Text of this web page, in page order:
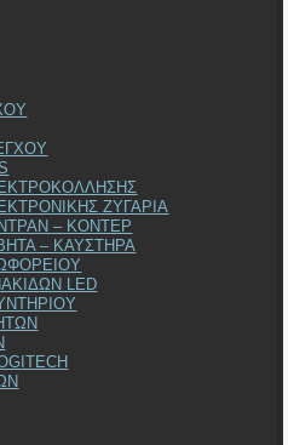
ΖΥΓΑΡΙΑ
– ΚΟΝΤΕΡ
– ΚΑΥΣΤΗΡΑ
LED